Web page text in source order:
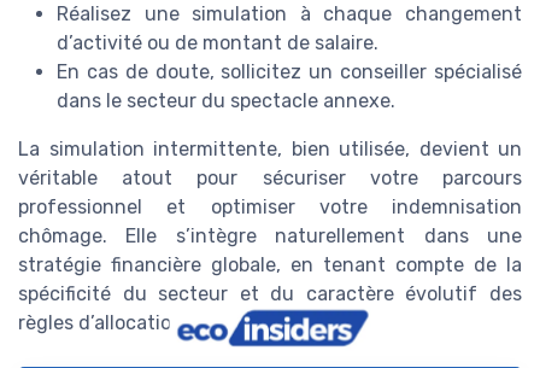
Réalisez une simulation à chaque changement
d’activité ou de montant de salaire.
En cas de doute, sollicitez un conseiller spécialisé
dans le secteur du spectacle annexe.
La simulation intermittente, bien utilisée, devient un
véritable atout pour sécuriser votre parcours
professionnel et optimiser votre indemnisation
chômage. Elle s’intègre naturellement dans une
stratégie financière globale, en tenant compte de la
spécificité du secteur et du caractère évolutif des
règles d’allocation.